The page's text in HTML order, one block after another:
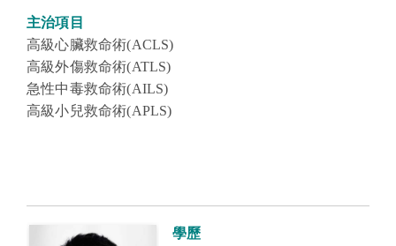
主治項目
高級心臟救命術(ACLS)
高級外傷救命術(ATLS)
急性中毒救命術(AILS)
高級小兒救命術(APLS)
學歷